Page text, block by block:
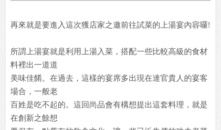
再來就是要進入這次獲店家之邀前往試菜的上湯宴內容囉!
所謂上湯宴就是利用上湯入菜，搭配一些比較高級的食材
料裡出一道道
美味佳餚。在過去，這樣的宴席多出現在達官貴人的宴客
場合，一般老
百姓是吃不起的。這回尚品會有構想提出這套料理，就是
在創新之餘想